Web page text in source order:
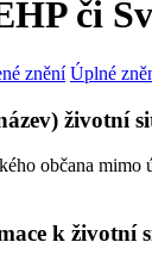
či
znění Úplné
životní
občana mimo
k životní